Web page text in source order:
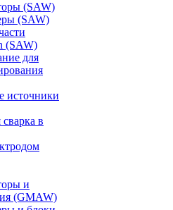
(SAW)
(SAW)
(SAW)
для
источники
в
и
(GMAW)